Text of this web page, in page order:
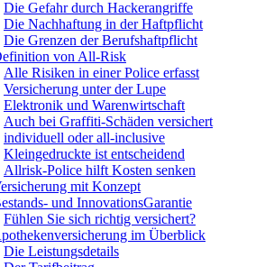
Die Gefahr durch Hackerangriffe
Die Nachhaftung in der Haftpflicht
Die Grenzen der Berufshaftpflicht
von All-Risk
Alle Risiken in einer Police erfasst
Versicherung unter der Lupe
Elektronik und Warenwirtschaft
Auch bei Graffiti-Schäden versichert
individuell oder all-inclusive
Kleingedruckte ist entscheidend
Allrisk-Police hilft Kosten senken
mit Konzept
und InnovationsGarantie
Fühlen Sie sich richtig versichert?
im Überblick
Die Leistungsdetails